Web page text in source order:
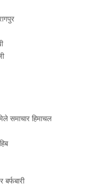
समाचार हिमाचल
बर्फबारी